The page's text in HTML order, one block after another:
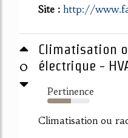
Site : http://
0
Climatisation
électrique -
Pertinence
55%
Climatisation ou